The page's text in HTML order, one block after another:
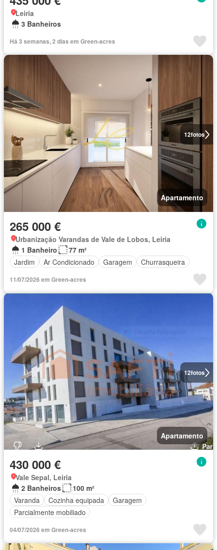
Leiria
3 Banheiros
Há 3 semanas, 2 dias em Green-acres
12fotos
Apartamento
265 000 €
Urbanização Varandas de Vale de Lobos, Leiria
1 Banheiro
77 m²
Jardim
Ar Condicionado Garagem Churrasqueira
11/07/2026 em Green-acres
12fotos
Apartamento
430 000 €
Vale Sepal, Leiria
2 Banheiros
100 m²
Varanda
Cozinha equipada
Garagem
Parcialmente mobiliado
04/07/2026 em Green-acres